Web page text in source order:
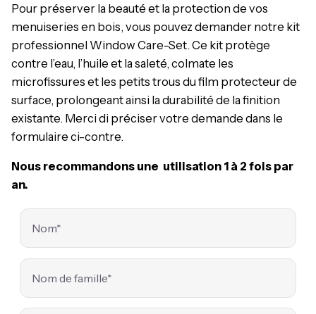
Pour préserver la beauté et la protection de vos
menuiseries en bois, vous pouvez demander notre kit
professionnel Window Care-Set. Ce kit protège
contre l’eau, l’huile et la saleté, colmate les
microfissures et les petits trous du film protecteur de
surface, prolongeant ainsi la durabilité de la finition
existante. Merci di préciser votre demande dans le
formulaire ci-contre.
Nous recommandons une utilisation 1 à 2 fois par
an.